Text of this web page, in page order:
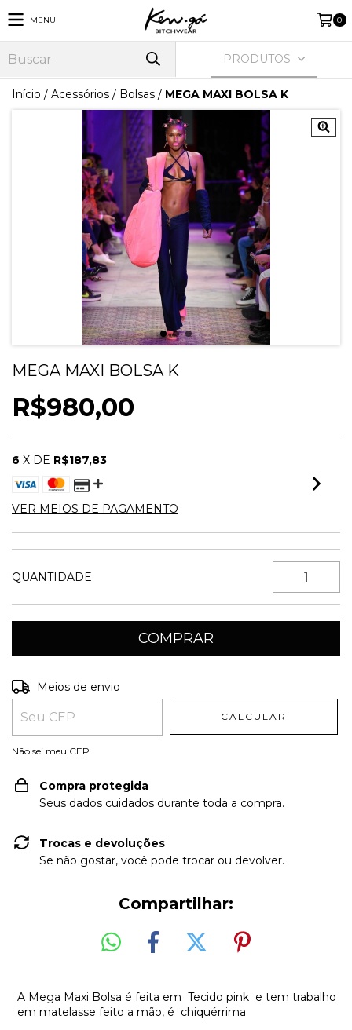
MENU 0
PRODUTOS
Início / Acessórios / Bolsas / MEGA MAXI BOLSA K
MEGA MAXI BOLSA K
R$980,00
6 X DE R$187,83
VER MEIOS DE PAGAMENTO
QUANTIDADE
Entregas para o CEP:
Meios de envio
CALCULAR
Não sei meu CEP
Compra protegida
Seus dados cuidados durante toda a compra.
Trocas e devoluções
Se não gostar, você pode trocar ou devolver.
Compartilhar:
A Mega Maxi Bolsa é feita em Tecido pink e tem trabalho
em matelasse feito a mão, é chiquérrima